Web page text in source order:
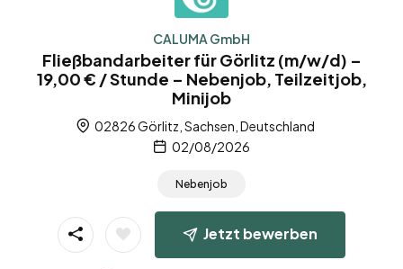
CALUMA GmbH
Fließbandarbeiter für Görlitz (m/w/d) –
19,00 € / Stunde – Nebenjob, Teilzeitjob,
Minijob
02826 Görlitz, Sachsen, Deutschland
02/08/2026
Nebenjob
Jetzt bewerben